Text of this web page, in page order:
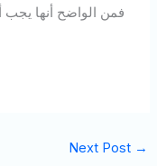
Next Post →